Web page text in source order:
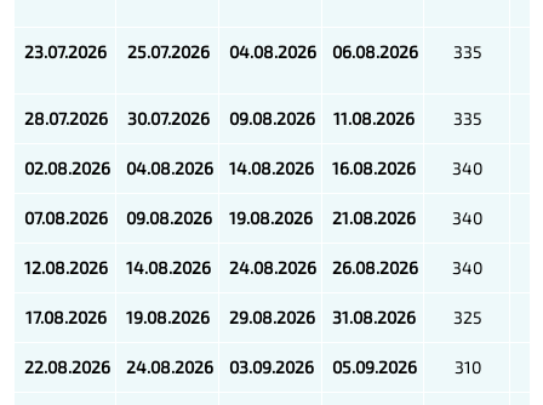
23.07.2026 25.07.2026 04.08.2026 06.08.2026 335
28.07.2026 30.07.2026 09.08.2026 11.08.2026 335
02.08.2026 04.08.2026 14.08.2026 16.08.2026 340
07.08.2026 09.08.2026 19.08.2026 21.08.2026 340
12.08.2026 14.08.2026 24.08.2026 26.08.2026 340
17.08.2026 19.08.2026 29.08.2026 31.08.2026 325
22.08.2026 24.08.2026 03.09.2026 05.09.2026 310